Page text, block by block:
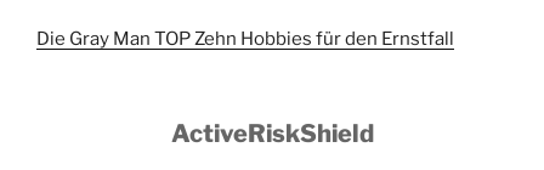
Die Gray Man TOP Zehn Hobbies für den Ernstfall
ActiveRiskShield